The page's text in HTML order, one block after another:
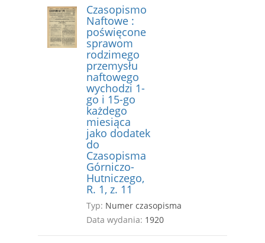
Czasopismo
Naftowe :
poświęcone
sprawom
rodzimego
przemysłu
naftowego
wychodzi 1-
go i 15-go
każdego
miesiąca
jako dodatek
do
Czasopisma
Górniczo-
Hutniczego,
R. 1, z. 11
Typ: Numer czasopisma
Data wydania: 1920